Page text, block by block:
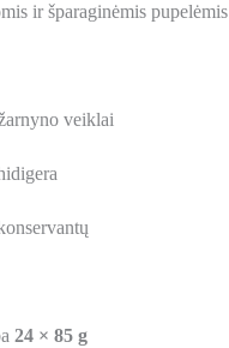
ir šparaginėmis pupelėmis
veiklai
24 × 85 g